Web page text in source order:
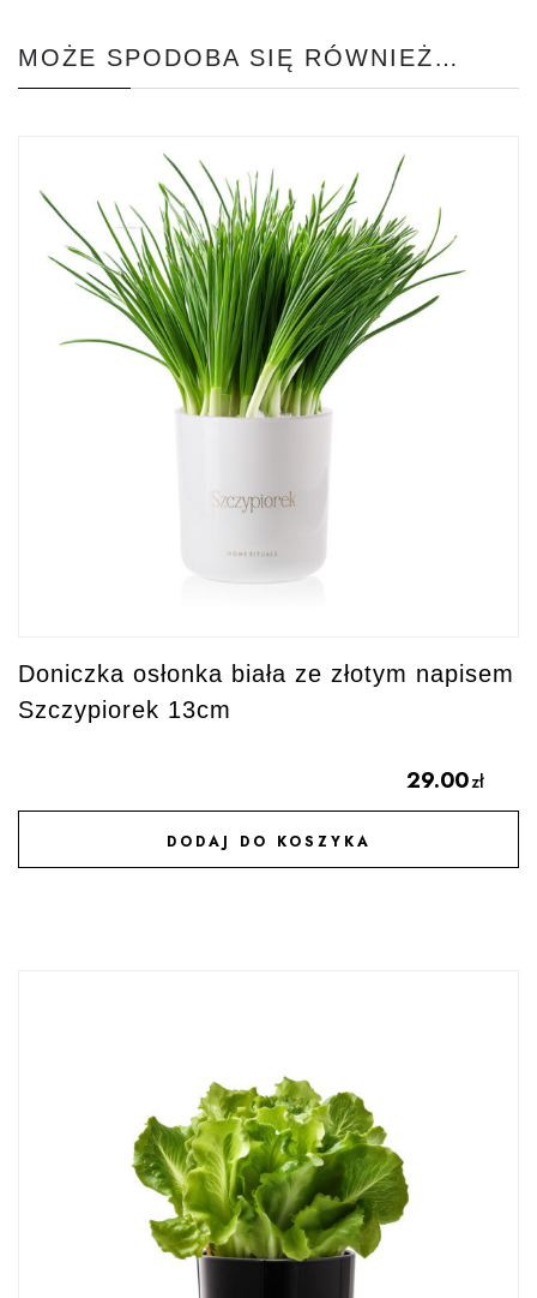
MOŻE SPODOBA SIĘ RÓWNIEŻ…
Doniczka osłonka biała ze złotym napisem
Szczypiorek 13cm
29.00zł
DODAJ DO KOSZYKA
DODAJ DO ULUBIONYCH